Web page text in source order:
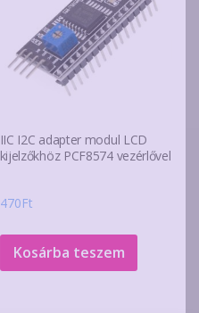
IIC I2C adapter modul LCD
kijelzőkhöz PCF8574 vezérlővel
470Ft
Kosárba teszem